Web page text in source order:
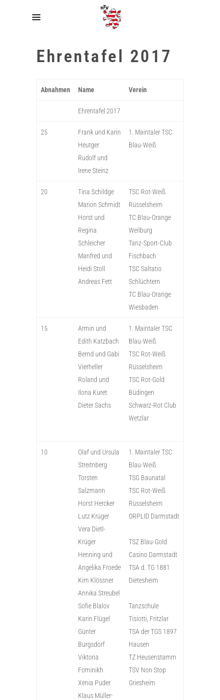
Ehrentafel 2017
Abnahmen Name Verein
Ehrentafel 2017
25
Frank und Karin
Heutger
Rudolf und
Irene Steinz
1. Maintaler TSC
Blau-Weiß
20
Tina Schildge
Marion Schmidt
Horst und
Regina
Schleicher
Manfred und
Heidi Stoll
Andreas Fett
TSC Rot-Weiß
Rüsselsheim
TC Blau-Orange
Weilburg
Tanz-Sport-Club
Fischbach
TSC Saltatio
Schlüchtern
TC Blau-Orange
Wiesbaden
15
Armin und
Edith Katzbach
Bernd und Gabi
Vierheller
Roland und
Ilona Kuret
Dieter Sachs
1. Maintaler TSC
Blau-Weiß
TSC Rot-Weiß
Rüsselsheim
TSC Rot-Gold
Büdingen
Schwarz-Rot Club
Wetzlar
10
Olaf und Ursula
Streitnberg
Torsten
Salzmann
Horst Hercker
Lutz Krüger
Vera Dietl-
Krüger
Henning und
Angelika Froede
Kim Klössner
Annika Streubel
Sofie Blalov
Karin Flügel
Günter
Burgsdorf
Viktoria
Fominikh
Xenia Puder
Klaus Müller-
1. Maintaler TSC
Blau-Weiß
TSG Baunatal
TSC Rot-Weiß
Rüsselsheim
ORPLID Darmstadt
TSZ Blau-Gold
Casino Darmstadt
TSA d. TG 1881
Dietesheim
Tanzschule
Tisiotti, Fritzlar
TSA der TGS 1897
Hausen
TZ Heusenstamm
TSV Non Stop
Griesheim